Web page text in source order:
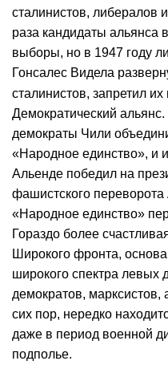
сталинистов, либералов
раза кандидаты альянса
выборы, но в 1947 году
Гонсалес Видела
сталинистов, запретил
Демократический
демократы Чили
«Народное единство», и
Альенде победил на
фашистского переворота
«Народное единство»
Гораздо более
Широкого фронта,
широкого спектра левых
демократов, марксистов,
сих пор, нередко
даже в период военной
подполье.